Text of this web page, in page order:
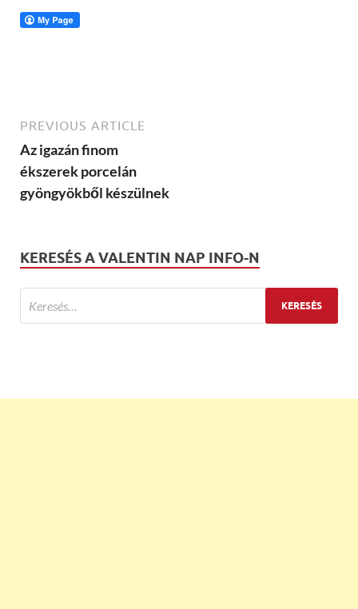
PREVIOUS ARTICLE
Az igazán finom
ékszerek porcelán
gyöngyökből készülnek
KERESÉS A VALENTIN NAP INFO-N